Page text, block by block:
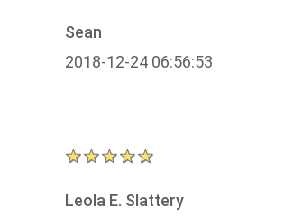
Sean
2018-12-24 06:56:53
Leola E. Slattery